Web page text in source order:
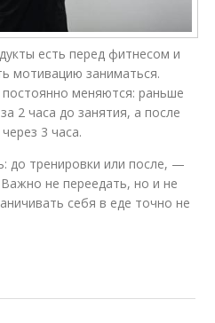
есть перед фитнесом и
мотивацию заниматься.
меняются: раньше
2 часа до занятия, а после
3 часа.
до тренировки или после, —
не переедать, но и не
себя в еде точно не